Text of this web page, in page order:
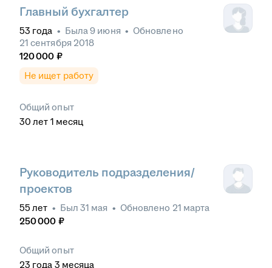
Главный бухгалтер
53 года • Была9 июня • Обновлено
21 сентября 2018
120 000 ₽
Не ищет работу
Общий опыт
30 лет 1 месяц
Руководитель подразделения/
проектов
55 лет • Был 31 мая • Обновлено 21 марта
250 000 ₽
Общий опыт
23 года 3 месяца